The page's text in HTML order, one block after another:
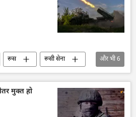
रूस
रूसी सेना
डोनबास
यूक्रेन सशस्त्र बल
और भी6
मुक्त हो